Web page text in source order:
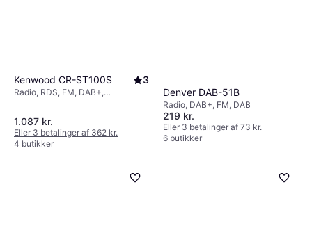
Kenwood CR-ST100S 3
Radio, RDS, FM, DAB+,
1.087 kr.
Eller 3 betalinger af 362 kr.
4 butikker
Denver DAB-51B
Radio, DAB+, FM, DAB
219 kr.
Eller 3 betalinger af 73 kr.
6 butikker